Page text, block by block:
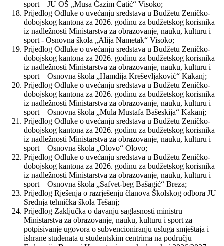
sport – JU OŠ „Musa Ćazim Ćatić“ Visoko;
Prijedlog Odluke o uvećanju sredstava u Budžetu Zeničko-
dobojskog kantona za 2026. godinu za budžetskog korisnika
iz nadležnosti Ministarstva za obrazovanje, nauku, kulturu i
sport - Osnovna škola „Alija Nametak“ Visoko;
Prijedlog Odluke o uvećanju sredstava u Budžetu Zeničko-
dobojskog kantona za 2026. godinu za budžetskog korisnika
iz nadležnosti Ministarstva za obrazovanje, nauku, kulturu i
sport – Osnovna škola „Hamdija Kreševljaković“ Kakanj;
Prijedlog Odluke o uvećanju sredstava u Budžetu Zeničko-
dobojskog kantona za 2026. godinu za budžetskog korisnika
iz nadležnosti Ministarstva za obrazovanje, nauku, kulturu i
sport – Osnovna škola „Mula Mustafa Bašeskija“ Kakanj;
Prijedlog Odluke o uvećanju sredstava u Budžetu Zeničko-
dobojskog kantona za 2026. godinu za budžetskog korisnika
iz nadležnosti Ministarstva za obrazovanje, nauku, kulturu i
sport – Osnovna škola „Olovo“ Olovo;
Prijedlog Odluke o uvećanju sredstava u Budžetu Zeničko-
dobojskog kantona za 2026. godinu za budžetskog korisnika
iz nadležnosti Ministarstva za obrazovanje, nauku, kulturu i
sport – Osnovna škola „Safvet-beg Bašagić“ Breza;
Prijedlog Rješenja o razrješenju članova Školskog odbora JU
Srednja tehnička škola Tešanj;
Prijedlog Zaključka o davanju saglasnosti ministru
Ministarstva za obrazovanje, nauku, kulturu i sport za
potpisivanje ugovora o subvencioniranju usluga smještaja i
ishrane studenata u studentskim centrima na području